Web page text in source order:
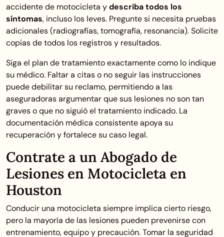
accidente de motocicleta ydescriba todos los
síntomas, incluso los leves. Pregunte si necesita pruebas
adicionales (radiografías, tomografía, resonancia). Solicite
copias de todos los registros y resultados.
Siga el plan de tratamiento exactamente como lo indique
su médico. Faltar a citas o no seguir las instrucciones
puede debilitar su reclamo, permitiendo a las
aseguradoras argumentar que sus lesiones no son tan
graves o que no siguió el tratamiento indicado. La
documentación médica consistente apoya su
recuperación y fortalece su caso legal.
Contrate a un Abogado de
Lesiones en Motocicleta en
Houston
Conducir una motocicleta siempre implica cierto riesgo,
pero la mayoría de las lesiones pueden prevenirse con
entrenamiento, equipo y precaución. Tomar la seguridad